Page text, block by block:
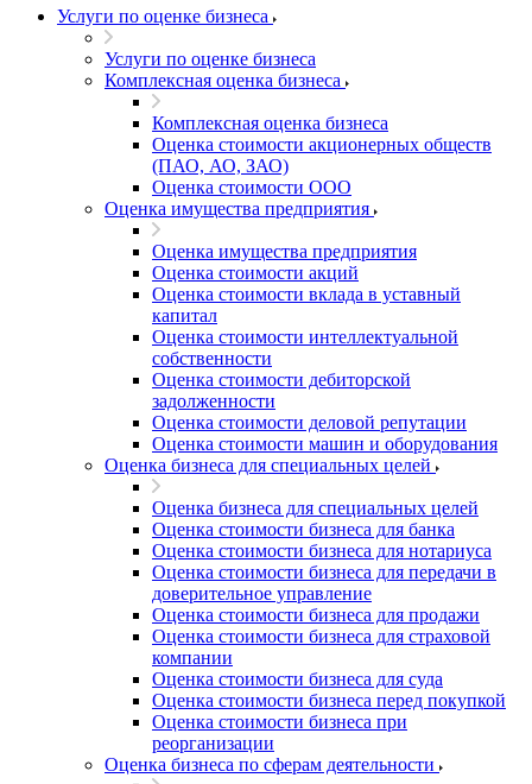
Услуги по оценке бизнеса
Услуги по оценке бизнеса
Комплексная оценка бизнеса
Комплексная оценка бизнеса
Оценка стоимости акционерных обществ
(ПАО, АО, ЗАО)
Оценка стоимости ООО
Оценка имущества предприятия
Оценка имущества предприятия
Оценка стоимости акций
Оценка стоимости вклада в уставный
капитал
Оценка стоимости интеллектуальной
собственности
Оценка стоимости дебиторской
задолженности
Оценка стоимости деловой репутации
Оценка стоимости машин и оборудования
Оценка бизнеса для специальных целей
Оценка бизнеса для специальных целей
Оценка стоимости бизнеса для банка
Оценка стоимости бизнеса для нотариуса
Оценка стоимости бизнеса для передачи в
доверительное управление
Оценка стоимости бизнеса для продажи
Оценка стоимости бизнеса для страховой
компании
Оценка стоимости бизнеса для суда
Оценка стоимости бизнеса перед покупкой
Оценка стоимости бизнеса при
реорганизации
Оценка бизнеса по сферам деятельности